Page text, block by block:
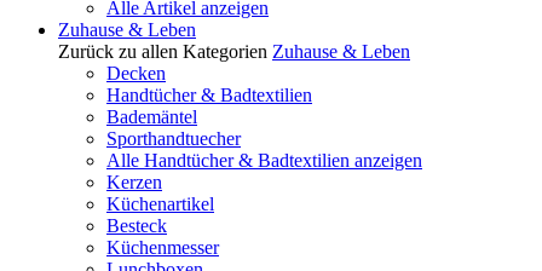
Alle Artikel anzeigen
Zuhause & Leben
Zurück zu allen Kategorien Zuhause & Leben
Decken
Handtücher & Badtextilien
Bademäntel
Sporthandtuecher
Alle Handtücher & Badtextilien anzeigen
Kerzen
Küchenartikel
Besteck
Küchenmesser